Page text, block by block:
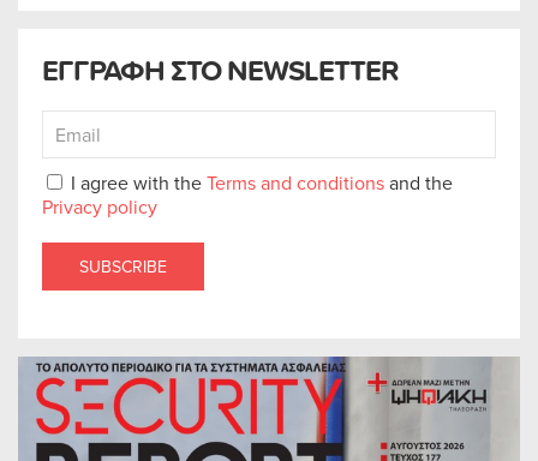
ΕΓΓΡΑΦΗ ΣΤΟ NEWSLETTER
I agree with theTerms and conditionsand the
Privacy policy
SUBSCRIBE